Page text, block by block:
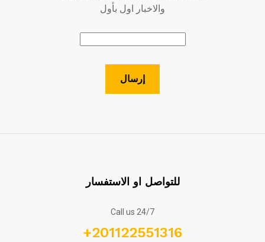
والاخبار اول بأول
للتواصل او الاستفسار
Call us 24/7
+201122551316